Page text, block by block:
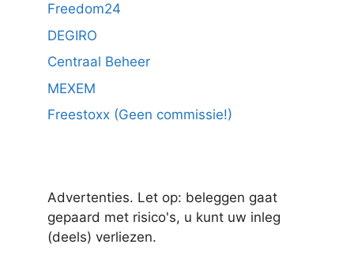
Freedom24
DEGIRO
Centraal Beheer
MEXEM
Freestoxx (Geen commissie!)
Advertenties. Let op: beleggen gaat
gepaard met risico's, u kunt uw inleg
(deels) verliezen.